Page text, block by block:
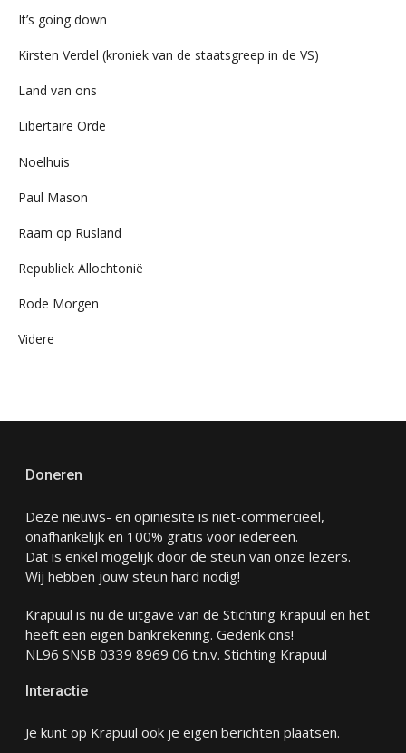
It’s going down
Kirsten Verdel (kroniek van de staatsgreep in de VS)
Land van ons
Libertaire Orde
Noelhuis
Paul Mason
Raam op Rusland
Republiek Allochtonië
Rode Morgen
Videre
Doneren
Deze nieuws- en opiniesite is niet-commercieel,
onafhankelijk en 100% gratis voor iedereen.
Dat is enkel mogelijk door de steun van onze lezers.
Wij hebben jouw steun hard nodig!
Krapuul is nu de uitgave van de Stichting Krapuul en het
heeft een eigen bankrekening. Gedenk ons!
NL96 SNSB 0339 8969 06 t.n.v. Stichting Krapuul
Interactie
Je kunt op Krapuul ook je eigen berichten plaatsen.